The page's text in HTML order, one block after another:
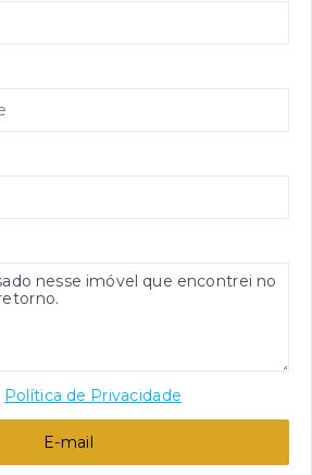
Política de Privacidade
E-mail